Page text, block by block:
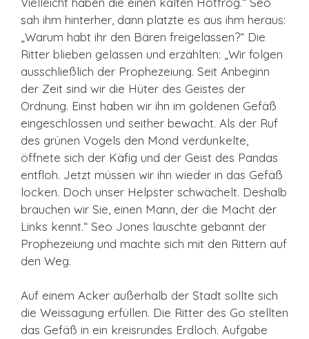
sah ihm hinterher, dann platzte es aus ihm heraus:
„Warum habt ihr den Bären freigelassen?“ Die
Ritter blieben gelassen und erzählten: „Wir folgen
ausschließlich der Prophezeiung. Seit Anbeginn
der Zeit sind wir die Hüter des Geistes der
Ordnung. Einst haben wir ihn im goldenen Gefäß
eingeschlossen und seither bewacht. Als der Ruf
des grünen Vogels den Mond verdunkelte,
öffnete sich der Käfig und der Geist des Pandas
entfloh. Jetzt müssen wir ihn wieder in das Gefäß
locken. Doch unser Helpster schwächelt. Deshalb
brauchen wir Sie, einen Mann, der die Macht der
Links kennt.“ Seo Jones lauschte gebannt der
Prophezeiung und machte sich mit den Rittern auf
den Weg.
Auf einem Acker außerhalb der Stadt sollte sich
die Weissagung erfüllen. Die Ritter des Go stellten
das Gefäß in ein kreisrundes Erdloch. Aufgabe